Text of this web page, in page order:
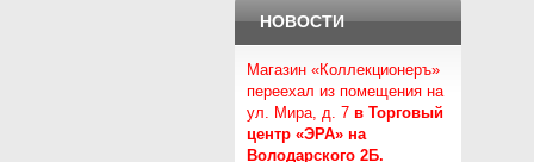
НОВОСТИ
Магазин «Коллекционеръ»
переехал из помещения на
ул. Мира, д. 7 в Торговый
центр «ЭРА» на
Володарского 2Б.